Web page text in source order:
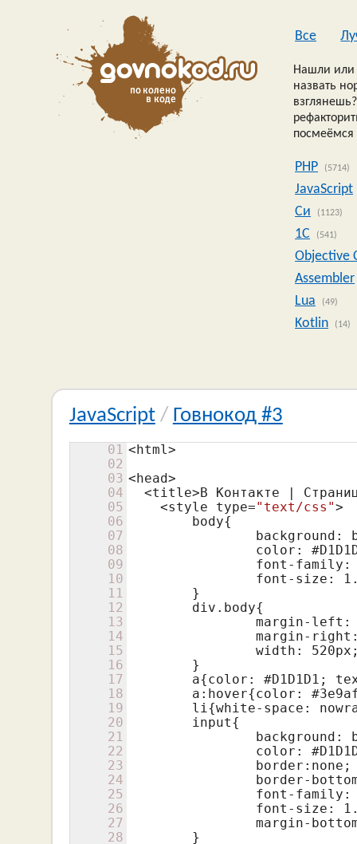
Все
Нашли или
назвать
посмеёмся
PHP (5714)
JavaScript
Си
(1123)
1C (541)
Objective
Assembler
Lua
(49)
Kotlin (14)
JavaScript/ Говнокод #3
01
02
03
04
05
06
07
08
09
10
11
12
13
14
15
16
17
18
19
20
21
22
23
24
25
26
27
28
<html>
<head>
<title>В Контакте |
    <style type=
"text/css">
font-
    		font-size:
    		width:
520
    	a:hover{color: #
3
border-
font-
    		font-size:
margin-